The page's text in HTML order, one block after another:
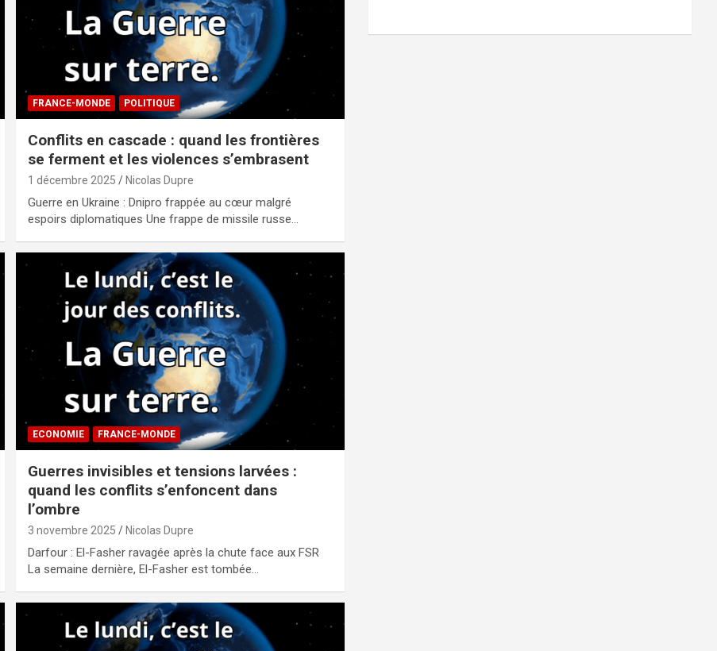
FRANCE-MONDE POLITIQUE
Conflits en cascade : quand les frontières
se ferment et les violences s’embrasent
1 décembre 2025 Nicolas Dupre
Guerre en Ukraine : Dnipro frappée au cœur malgré
espoirs diplomatiques Une frappe de missile russe…
ECONOMIE FRANCE-MONDE
Guerres invisibles et tensions larvées :
quand les conflits s’enfoncent dans
l’ombre
3 novembre 2025 Nicolas Dupre
Darfour : El-Fasher ravagée après la chute face aux FSR
La semaine dernière, El-Fasher est tombée…